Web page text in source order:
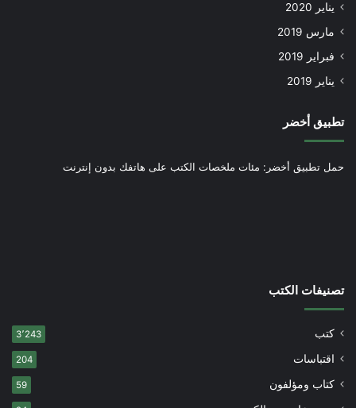
يناير 2020
مارس 2019
فبراير 2019
يناير 2019
تطبيق أخضر
حمل تطبيق أخضر: مئات ملخصات الكتب على هاتفك بدون إنترنت
تصنيفات الكتب
كتب 3٬243
اقتباسات 204
كتاب ومؤلفون 59